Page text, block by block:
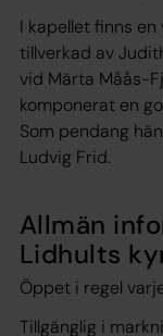
I kapellet finns
tillverkad av
vid Märta Måås-
komponerat en
Som pendang
Ludvig Frid.
Allmän
Lidhults
Öppet i regel
Tillgänglig i